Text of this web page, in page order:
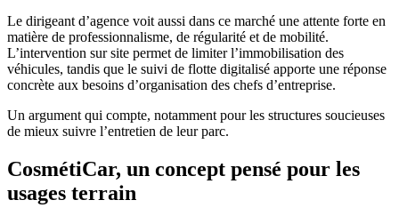
Le dirigeant d’agence voit aussi dans ce marché une attente forte en
matière de professionnalisme, de régularité et de mobilité.
L’intervention sur site permet de limiter l’immobilisation des
véhicules, tandis que le suivi de flotte digitalisé apporte une réponse
concrète aux besoins d’organisation des chefs d’entreprise.
Un argument qui compte, notamment pour les structures soucieuses
de mieux suivre l’entretien de leur parc.
CosmétiCar, un concept pensé pour les
usages terrain